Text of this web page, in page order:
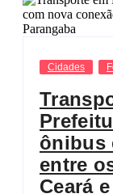
Cidades
ônibus
entre
Ceará